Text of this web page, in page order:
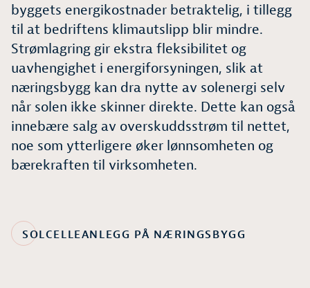
byggets energikostnader betraktelig, i tillegg
til at bedriftens klimautslipp blir mindre.
Strømlagring gir ekstra fleksibilitet og
uavhengighet i energiforsyningen, slik at
næringsbygg kan dra nytte av solenergi selv
når solen ikke skinner direkte. Dette kan også
innebære salg av overskuddsstrøm til nettet,
noe som ytterligere øker lønnsomheten og
bærekraften til virksomheten.
SOLCELLEANLEGG PÅ NÆRINGSBYGG